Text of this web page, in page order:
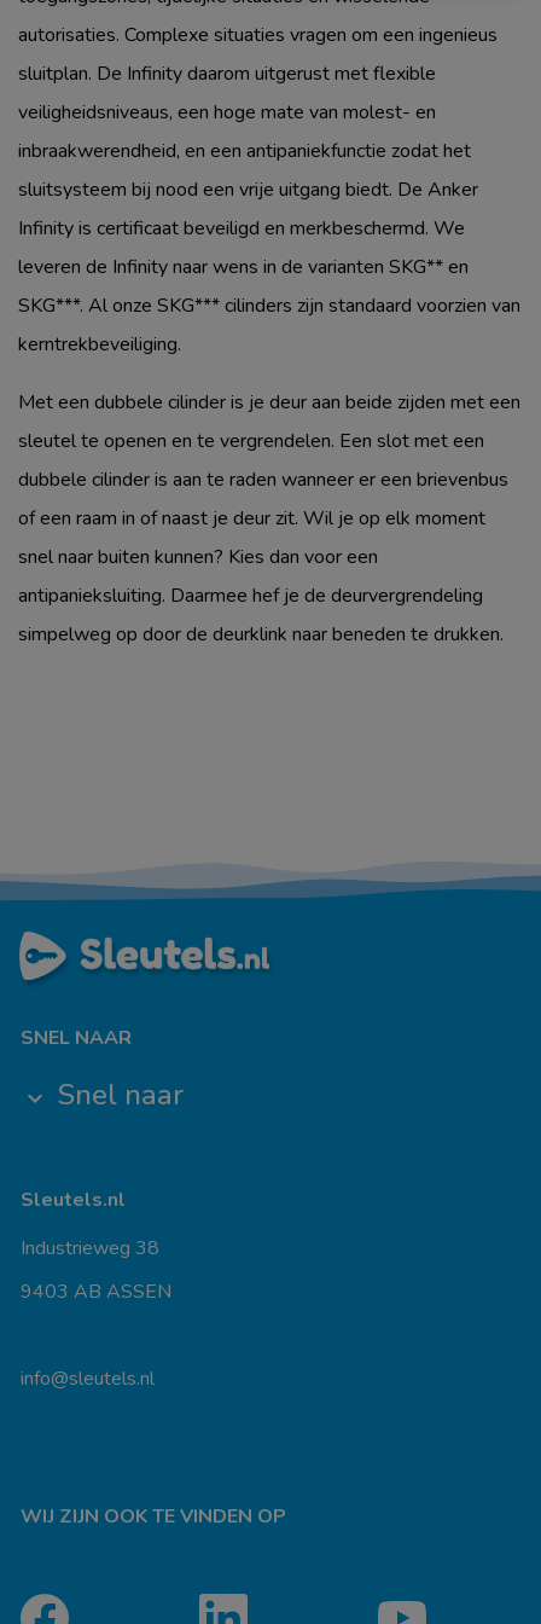
autorisaties. Complexe situaties vragen om een ingenieus
sluitplan. De Infinity daarom uitgerust met flexible
veiligheidsniveaus, een hoge mate van molest- en
inbraakwerendheid, en een antipaniekfunctie zodat het
sluitsysteem bij nood een vrije uitgang biedt. De Anker
Infinity is certificaat beveiligd en merkbeschermd. We
leveren de Infinity naar wens in de varianten SKG** en
SKG***. Al onze SKG*** cilinders zijn standaard voorzien van
kerntrekbeveiliging.
Met een dubbele cilinder is je deur aan beide zijden met een
sleutel te openen en te vergrendelen. Een slot met een
dubbele cilinder is aan te raden wanneer er een brievenbus
of een raam in of naast je deur zit. Wil je op elk moment
snel naar buiten kunnen? Kies dan voor een
antipanieksluiting. Daarmee hef je de deurvergrendeling
simpelweg op door de deurklink naar beneden te drukken.
SNEL NAAR
keyboard_arrow_down Snel naar
Sleutels.nl
Industrieweg 38
9403 AB ASSEN
info@sleutels.nl
WIJ ZIJN OOK TE VINDEN OP